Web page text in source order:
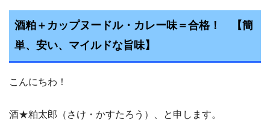
酒粕＋カップヌードル・カレー味＝合格！ 【簡
単、安い、マイルドな旨味】
こんにちわ！
酒★粕太郎（さけ・かすたろう）、と申します。